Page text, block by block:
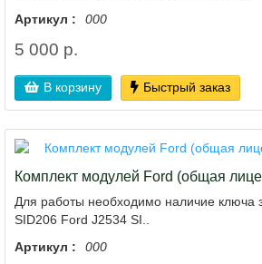
Артикул :
000
5 000 р.
В корзину Быстрый заказ
Комплект модулей Ford (общая
Для работы необходимо наличие ключа
SID206 Ford J2534 SI..
Артикул :
000